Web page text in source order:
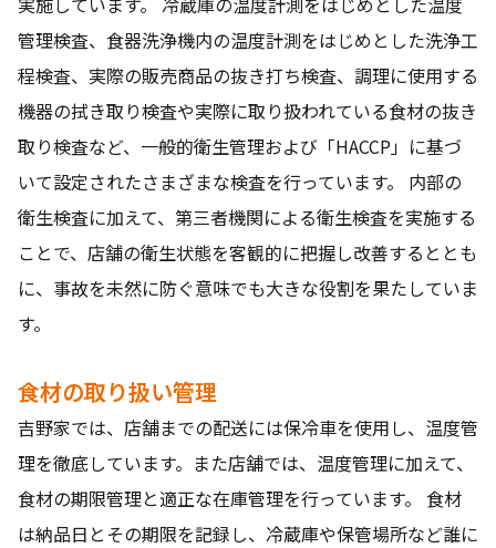
管理検査、食器洗浄機内の温度計測をはじめとした洗浄工
程検査、実際の販売商品の抜き打ち検査、調理に使用する
機器の拭き取り検査や実際に取り扱われている食材の抜き
取り検査など、一般的衛生管理および「HACCP」に基づ
いて設定されたさまざまな検査を行っています。 内部の
衛生検査に加えて、第三者機関による衛生検査を実施する
ことで、店舗の衛生状態を客観的に把握し改善するととも
に、事故を未然に防ぐ意味でも大きな役割を果たしていま
す。
食材の取り扱い管理
吉野家では、店舗までの配送には保冷車を使用し、温度管
理を徹底しています。また店舗では、温度管理に加えて、
食材の期限管理と適正な在庫管理を行っています。 食材
は納品日とその期限を記録し、冷蔵庫や保管場所など誰に